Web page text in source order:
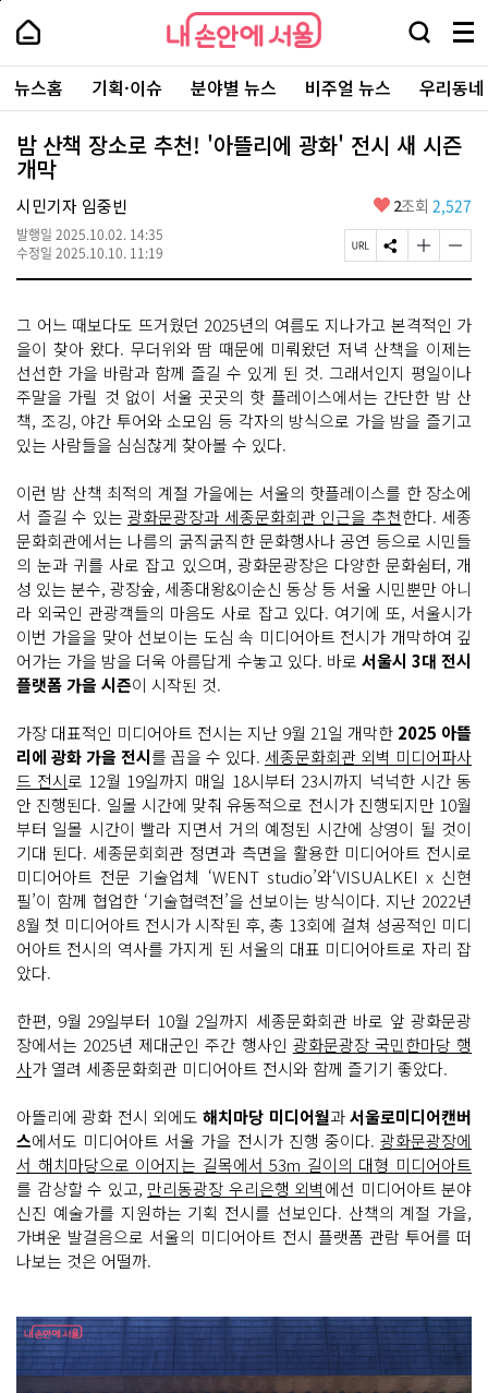
본
로
가
내
손
안
에
서
울
-
서
울
시
대
표
소
통
포
내
손
에
울
검
창
열
기
메
뉴
전
체
보
주
요
서
뉴스홈 기획·이슈 분야별 뉴스 비주얼 뉴스 우리동
밤 산책 장소로 추천! '아뜰리에 광화' 전시 새 시즌
개막
시민기자 임중빈
발행일 2025.10.02. 14:35
수정일 2025.10.10. 11:19
좋
요
2조회 2,527
페
이
R
L
복
사
S
N
유
하
기
글
자
크
게
변
경
하
기
글
자
작
게
변
경
하
기
그 어느 때보다도 뜨거웠던 2025년의 여름도 지나가고 본격적인 가
을이 찾아 왔다. 무더위와 땀 때문에 미뤄왔던 저녁 산책을 이제는
선선한 가을 바람과 함께 즐길 수 있게 된 것. 그래서인지 평일이나
주말을 가릴 것 없이 서울 곳곳의 핫 플레이스에서는 간단한 밤 산
책, 조깅, 야간 투어와 소모임 등 각자의 방식으로 가을 밤을 즐기고
있는 사람들을 심심찮게 찾아볼 수 있다.
이런 밤 산책 최적의 계절 가을에는 서울의 핫플레이스를 한 장소에
서 즐길 수 있는 광화문광장과 세종문화회관 인근을 추천한다. 세종
문화회관에서는 나름의 굵직굵직한 문화행사나 공연 등으로 시민들
의 눈과 귀를 사로 잡고 있으며, 광화문광장은 다양한 문화쉼터, 개
성 있는 분수, 광장숲, 세종대왕&이순신 동상 등 서울 시민뿐만 아니
라 외국인 관광객들의 마음도 사로 잡고 있다. 여기에 또, 서울시가
이번 가을을 맞아 선보이는 도심 속 미디어아트 전시가 개막하여 깊
어가는 가을 밤을 더욱 아름답게 수놓고 있다. 바로 서울시 3대 전시
플랫폼 가을 시즌이 시작된 것.
가장 대표적인 미디어아트 전시는 지난 9월 21일 개막한 2025 아뜰
리에 광화 가을 전시를 꼽을 수 있다. 세종문화회관 외벽 미디어파사
드 전시로 12월 19일까지 매일 18시부터 23시까지 넉넉한 시간 동
안 진행된다. 일몰 시간에 맞춰 유동적으로 전시가 진행되지만 10월
부터 일몰 시간이 빨라 지면서 거의 예정된 시간에 상영이 될 것이
기대 된다. 세종문회회관 정면과 측면을 활용한 미디어아트 전시로
미디어아트 전문 기술업체 ‘WENT studio’와‘VISUALKEI x 신현
필’이 함께 협업한 ‘기술협력전’을 선보이는 방식이다. 지난 2022년
8월 첫 미디어아트 전시가 시작된 후, 총 13회에 걸쳐 성공적인 미디
어아트 전시의 역사를 가지게 된 서울의 대표 미디어아트로 자리 잡
았다.
한편, 9월 29일부터 10월 2일까지 세종문화회관 바로 앞 광화문광
장에서는 2025년 제대군인 주간 행사인 광화문광장 국민한마당 행
사가 열려 세종문화회관 미디어아트 전시와 함께 즐기기 좋았다.
아뜰리에 광화 전시 외에도해치마당 미디어월과서울로미디어캔버
스에서도 미디어아트 서울 가을 전시가 진행 중이다. 광화문광장에
서 해치마당으로 이어지는 길목에서 53m 길이의 대형 미디어아트
를 감상할 수 있고, 만리동광장 우리은행 외벽에선 미디어아트 분야
신진 예술가를 지원하는 기획 전시를 선보인다. 산책의 계절 가을,
가벼운 발걸음으로 서울의 미디어아트 전시 플랫폼 관람 투어를 떠
나보는 것은 어떨까.
페
상
단
로